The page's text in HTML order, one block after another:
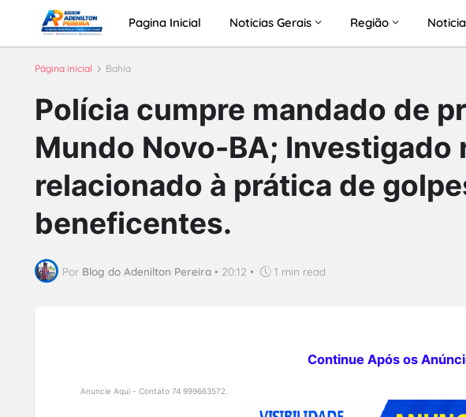
Pagina Inicial Noticias Gerais Região
Página inicial Bahia
Polícia cumpre mandado de
Mundo Novo-BA; Investigado
relacionado à prática de
beneficentes.
Por Blog do Adenilton Pereira • 20:12 • 1 min read
Continue Após os
Anuncie Aqui - Contato 74 999663572.